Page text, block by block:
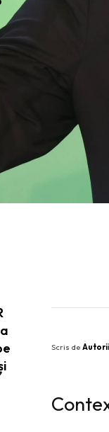
Scris de